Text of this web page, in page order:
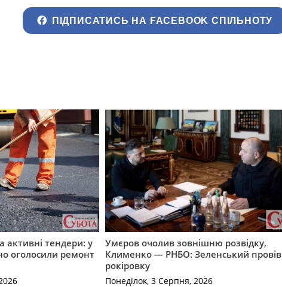
ПІДПИСАТИСЬ НА FACEBOOK СПІЛЬНОТУ
тендери: у
оголосили ремонт
Умєров очолив зовнішню розвідку,
Клименко — РНБО: Зеленський провів
рокіровку
Понеділок, 3 Серпня, 2026